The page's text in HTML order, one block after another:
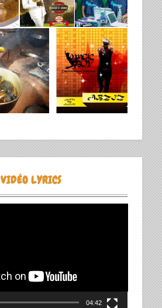
VIDÉO LYRICS
04:42